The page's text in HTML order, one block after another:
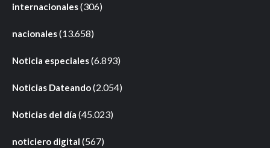
internacionales(306)
nacionales(13.658)
Noticia especiales(6.893)
Noticias Dateando(2.054)
Noticias del día (45.023)
noticiero digital (567)